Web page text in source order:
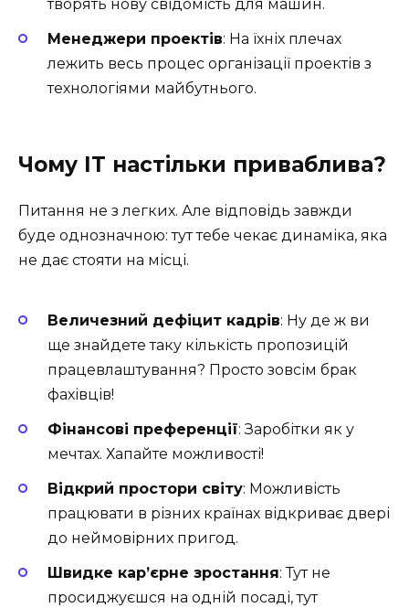
творять нову свідомість для машин.
Менеджери проектів: На їхніх плечах
лежить весь процес організації проектів з
технологіями майбутнього.
Чому ІТ настільки приваблива?
Питання не з легких. Але відповідь завжди
буде однозначною: тут тебе чекає динаміка, яка
не дає стояти на місці.
Величезний дефіцит кадрів: Ну де ж ви
ще знайдете таку кількість пропозицій
працевлаштування? Просто зовсім брак
фахівців!
Фінансові преференції: Заробітки як у
мечтах. Хапайте можливості!
Відкрий простори світу: Можливість
працювати в різних країнах відкриває двері
до неймовірних пригод.
Швидке кар’єрне зростання: Тут не
просиджуєшся на одній посаді, тут